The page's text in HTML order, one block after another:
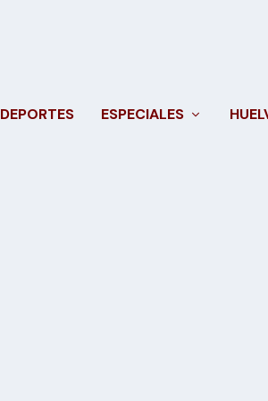
DEPORTES ESPECIALES